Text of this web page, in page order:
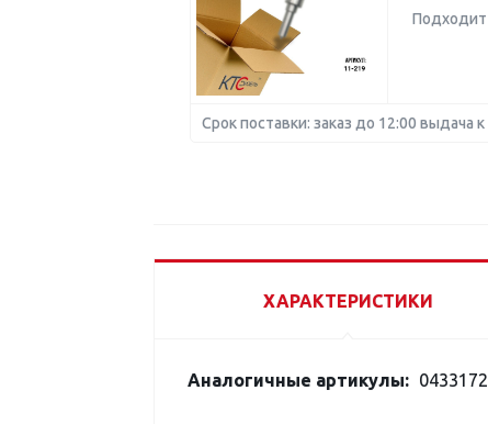
Подходит
Срок поставки: заказ до 12:00 выдача к
ХАРАКТЕРИСТИКИ
Аналогичные артикулы: